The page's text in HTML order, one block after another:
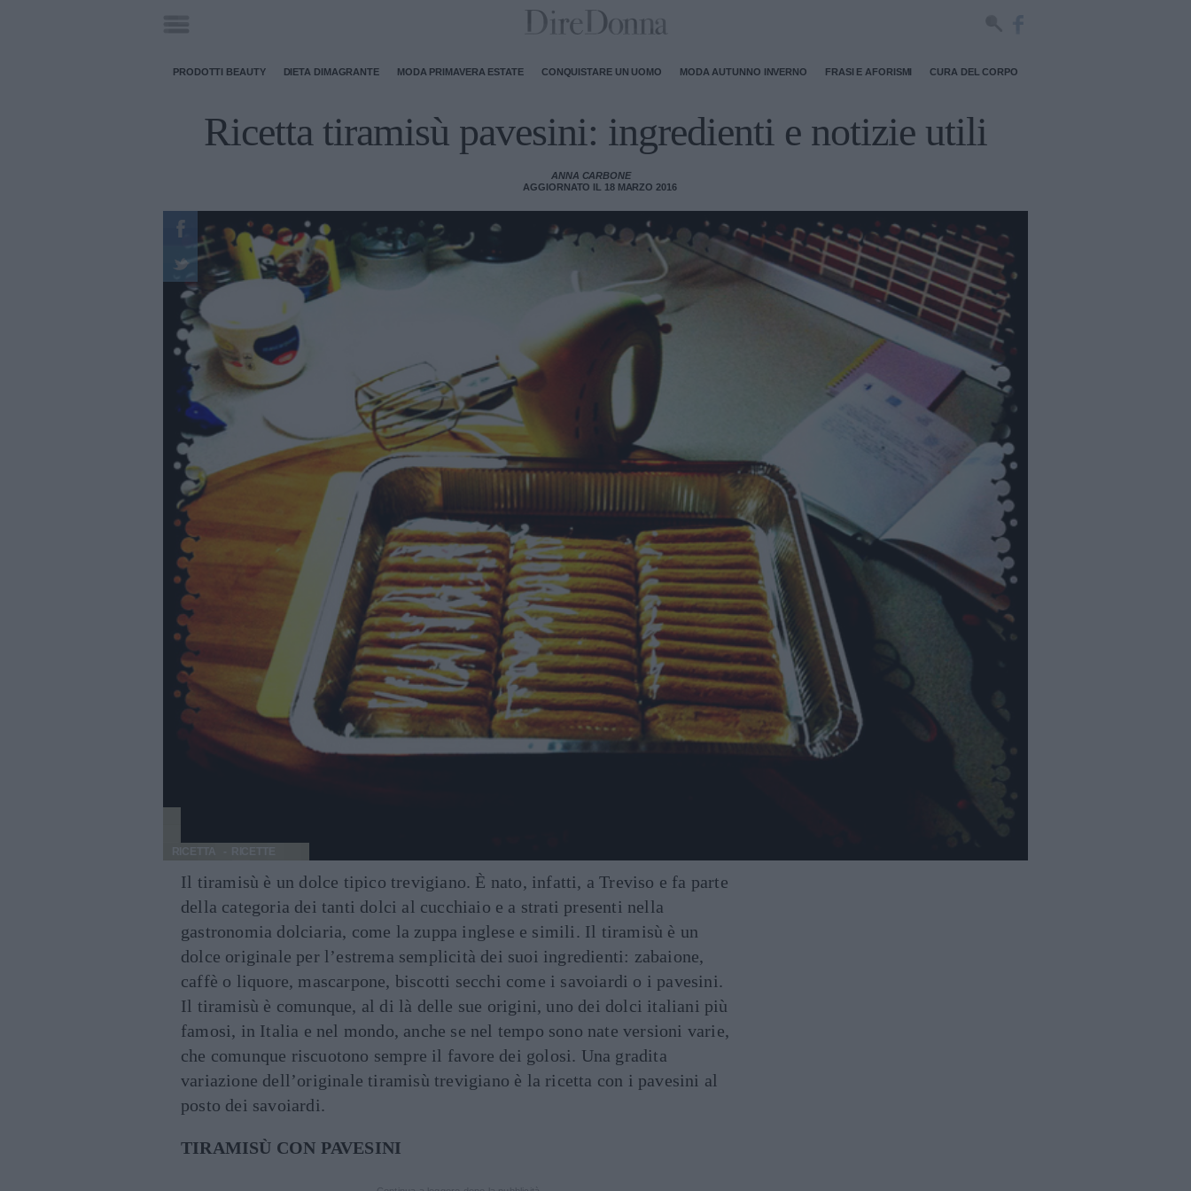
PRODOTTI BEAUTY DIETA DIMAGRANTE MODA PRIMAVERA ESTATE CONQUISTARE UN UOMO MODA AUTUNNO INVERNO FRASI E AFORISMI CURA DEL CORPO
Ricetta tiramisù pavesini: ingredienti e notizie utili
ANNA CARBONE
AGGIORNATO IL 18 MARZO 2016
RICETTA
Il tiramisù è un dolce tipico trevigiano. È nato, infatti, a Treviso e fa parte
della categoria dei tanti dolci al cucchiaio e a strati presenti nella
gastronomia dolciaria, come la zuppa inglese e simili. Il tiramisù è un
dolce originale per l’estrema semplicità dei suoi ingredienti: zabaione,
caffè o liquore, mascarpone, biscotti secchi come i savoiardi o i pavesini.
Il tiramisù è comunque, al di là delle sue origini, uno dei dolci italiani più
famosi, in Italia e nel mondo, anche se nel tempo sono nate versioni varie,
che comunque riscuotono sempre il favore dei golosi. Una gradita
variazione dell’originale tiramisù trevigiano è la ricetta con i pavesini al
posto dei savoiardi.
TIRAMISÙ CON PAVESINI